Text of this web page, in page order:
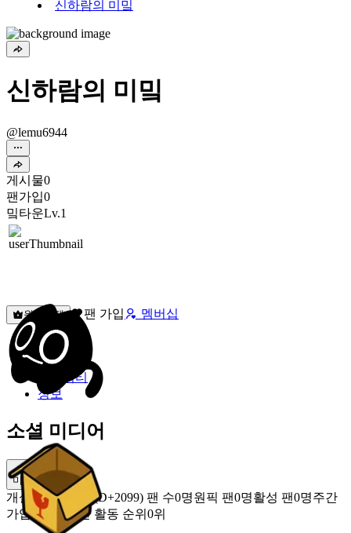
신하람의 미밐
신하람의 미밐
@lemu6944
게시물0
팬가입0
밐타운Lv.1
원픽선택 팬 가입 멤버십
밐타운
피드
커뮤니티
정보
소셜 미디어
미밐 공유
개설 2020.11.09 (D+2099) 팬 수0명원픽 팬0명활성 팬0명주간
가입 팬 0명주간 활동 순위 0위